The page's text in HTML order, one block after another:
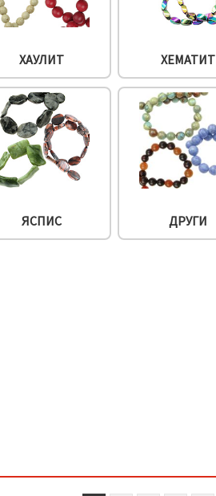
ХАУЛИТ ХЕМАТИТ
ЯСПИС ДРУГИ